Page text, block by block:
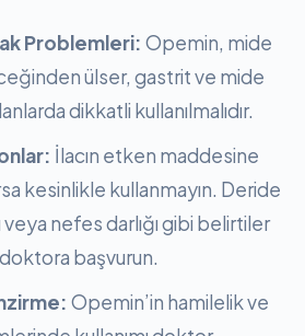
Problemleri: Opemin, mide
ülser, gastrit ve mide
dikkatli kullanılmalıdır.
İlacın etken maddesine
kesinlikle kullanmayın. Deride
veya nefes darlığı gibi belirtiler
başvurun.
Opemin’in hamilelik ve